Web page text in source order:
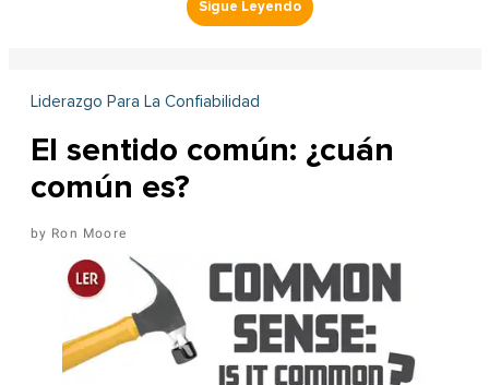
Liderazgo Para La Confiabilidad
El sentido común: ¿cuán
común es?
Ron Moore